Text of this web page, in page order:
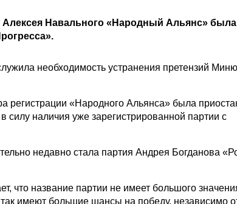
Навального «Народный Альянс» была
необходимость устранения претензий
регистрации «Народного Альянса» была
силу наличия уже зарегистрированной партии с
недавно стала партия Андрея Богданова
что название партии не имеет большого
имеют большие шансы на победу, независимо